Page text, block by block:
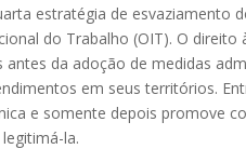
estratégia de esvaziamento
do Trabalho (OIT). O
antes da adoção de medidas
em seus territórios.
e somente depois promove
la.